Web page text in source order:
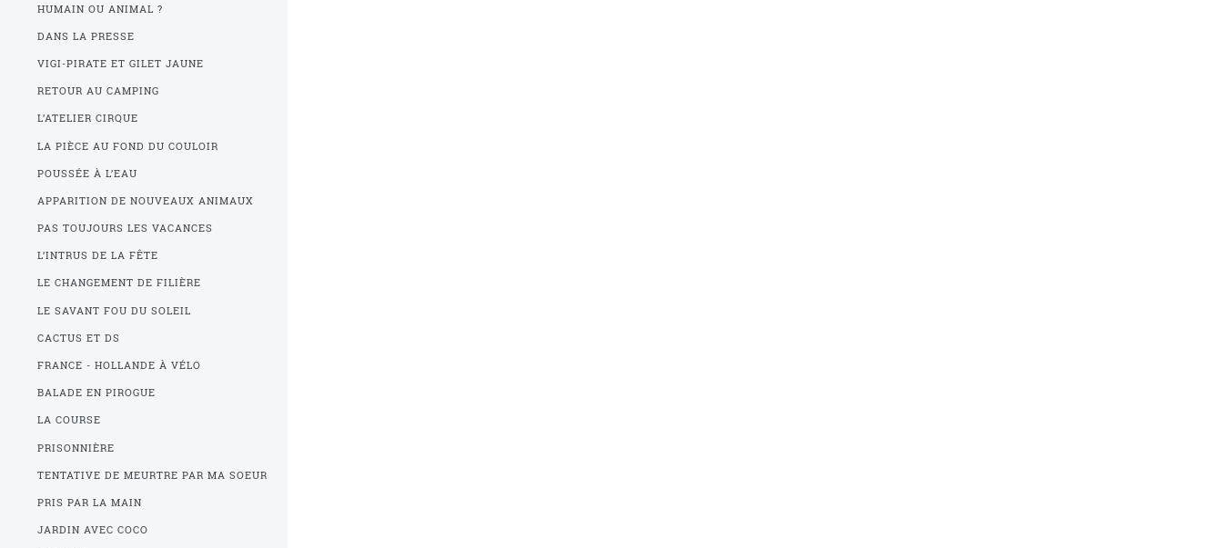
HUMAIN OU ANIMAL ?
DANS LA PRESSE
VIGI-PIRATE ET GILET JAUNE
RETOUR AU CAMPING
L’ATELIER CIRQUE
LA PIÈCE AU FOND DU COULOIR
POUSSÉE À L’EAU
APPARITION DE NOUVEAUX ANIMAUX
PAS TOUJOURS LES VACANCES
L’INTRUS DE LA FÊTE
LE CHANGEMENT DE FILIÈRE
LE SAVANT FOU DU SOLEIL
CACTUS ET DS
FRANCE - HOLLANDE À VÉLO
BALADE EN PIROGUE
LA COURSE
PRISONNIÈRE
TENTATIVE DE MEURTRE PAR MA SOEUR
PRIS PAR LA MAIN
JARDIN AVEC COCO